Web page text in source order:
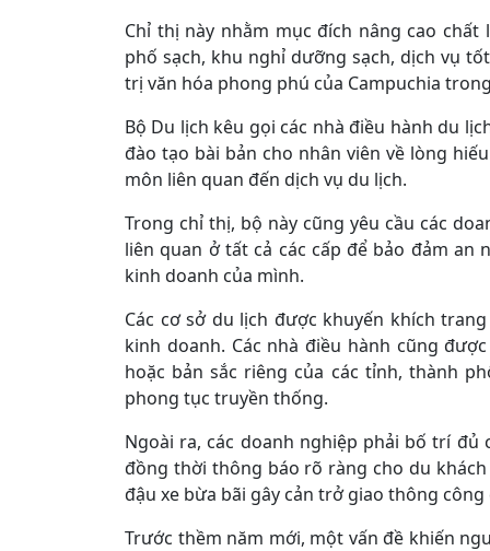
Chỉ thị này nhằm mục đích nâng cao
phố sạch, khu nghỉ dưỡng sạch, dịch vụ
trị văn hóa phong phú của Campuchia
Bộ Du lịch kêu gọi các nhà điều hành du
đào tạo bài bản cho nhân viên về lòng
môn liên quan đến dịch vụ du lịch.
Trong chỉ thị, bộ này cũng yêu cầu các
liên quan ở tất cả các cấp để bảo đảm
kinh doanh của mình.
Các cơ sở du lịch được khuyến khích
kinh doanh. Các nhà điều hành cũng
hoặc bản sắc riêng của các tỉnh, thành
phong tục truyền thống.
Ngoài ra, các doanh nghiệp phải bố trí
đồng thời thông báo rõ ràng cho du
đậu xe bừa bãi gây cản trở giao thông công
Trước thềm năm mới, một vấn đề khiến